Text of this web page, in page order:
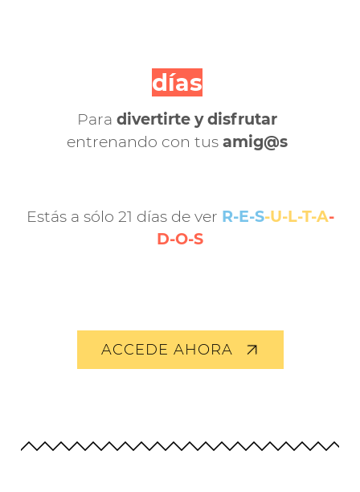
días
Para divertirte y disfrutar
entrenando con tus amig@s
Estás a sólo 21 días de ver R-E-S-U-L-T-A-
D-O-S
ACCEDE AHORA